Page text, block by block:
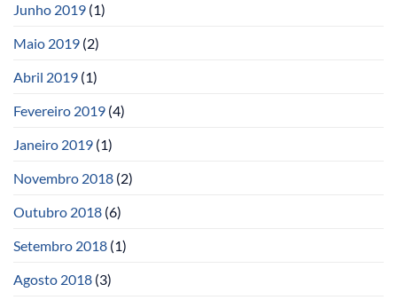
Junho 2019 (1)
Maio 2019 (2)
Abril 2019 (1)
Fevereiro 2019 (4)
Janeiro 2019 (1)
Novembro 2018 (2)
Outubro 2018 (6)
Setembro 2018 (1)
Agosto 2018 (3)